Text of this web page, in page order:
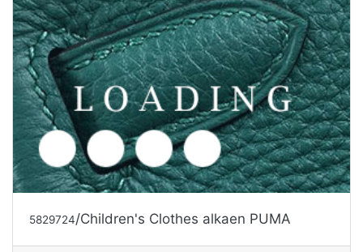
5695475/kengät alkaen PUMA
Tarjouspyyntö